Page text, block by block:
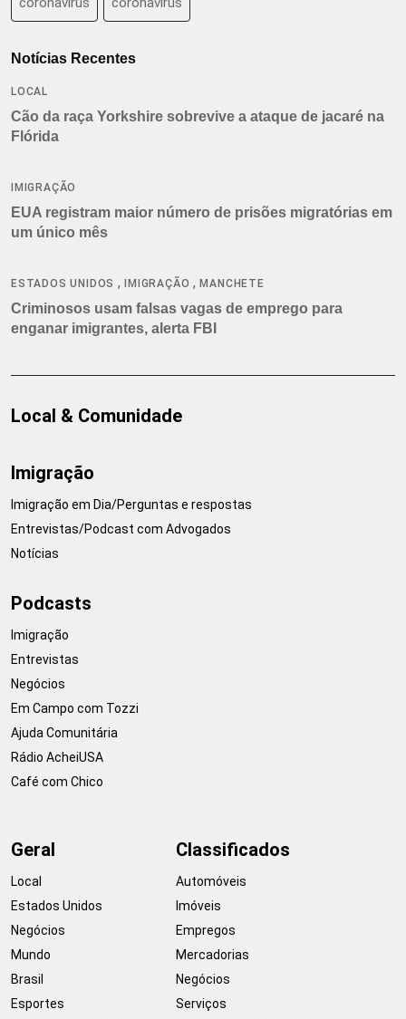
Notícias Recentes
LOCAL
Cão da raça Yorkshire sobrevive a ataque de jacaré na
Flórida
IMIGRAÇÃO
EUA registram maior número de prisões migratórias em
um único mês
ESTADOS UNIDOS ,IMIGRAÇÃO ,MANCHETE
Criminosos usam falsas vagas de emprego para
enganar imigrantes, alerta FBI
Local & Comunidade
Imigração
Imigração em Dia/Perguntas e respostas
Entrevistas/Podcast com Advogados
Notícias
Podcasts
Imigração
Entrevistas
Negócios
Em Campo com Tozzi
Ajuda Comunitária
Rádio AcheiUSA
Café com Chico
Geral
Local
Estados Unidos
Negócios
Mundo
Brasil
Esportes
Classificados
Automóveis
Imóveis
Empregos
Mercadorias
Negócios
Serviços